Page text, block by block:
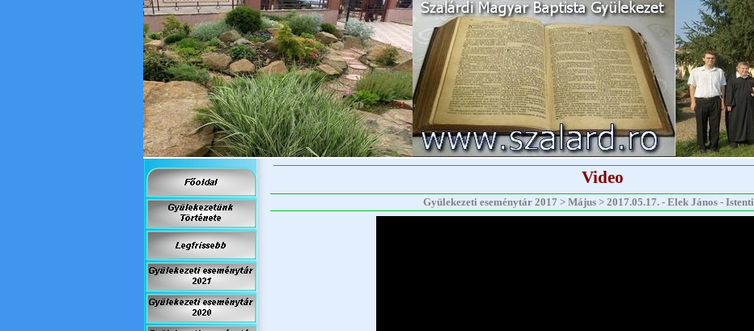
Video
Gyülekezeti eseménytár 2017 > Május > 2017.05.17. - Elek János -